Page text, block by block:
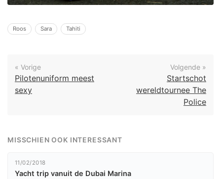
Roos Sara Tahiti
« Vorige
Pilotenuniform meest
sexy
Volgende »
Startschot
wereldtournee The
Police
MISSCHIEN OOK INTERESSANT
11/02/2018
Yacht trip vanuit de Dubai Marina